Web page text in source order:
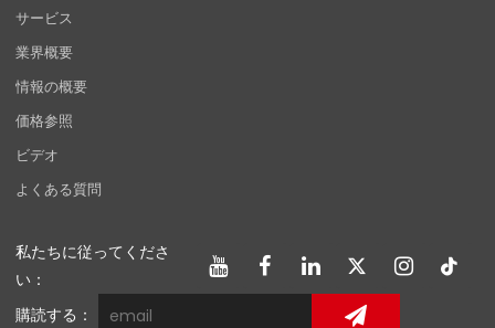
サービス
業界概要
情報の概要
価格参照
ビデオ
よくある質問
私たちに従ってくださ
い：
購読する：